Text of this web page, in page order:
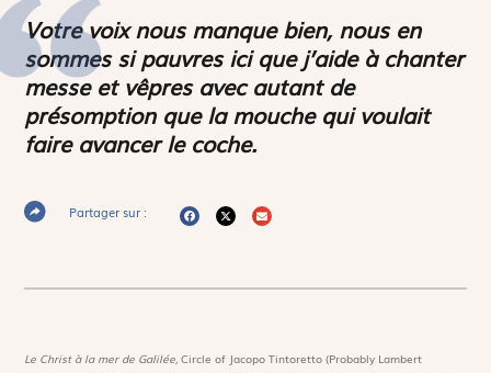
Votre voix nous manque bien, nous en
sommes si pauvres ici que j’aide à chanter
messe et vêpres avec autant de
présomption que la mouche qui voulait
faire avancer le coche.
Partager sur :
Le Christ à la mer de Galilée,Circle of Jacopo Tintoretto (Probably Lambert